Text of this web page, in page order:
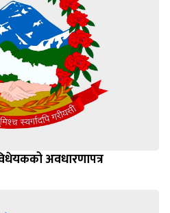
अवधारणापत्र